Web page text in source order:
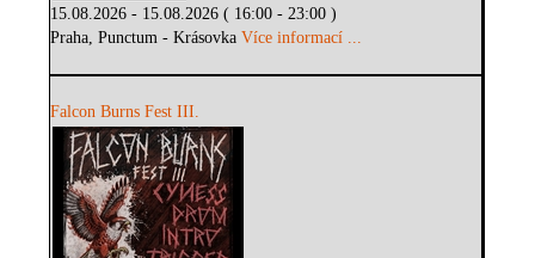
15.08.2026 - 15.08.2026 ( 16:00 - 23:00 )
Praha, Punctum - KrásovkaVíce informací ...
Falcon Burns Fest III.